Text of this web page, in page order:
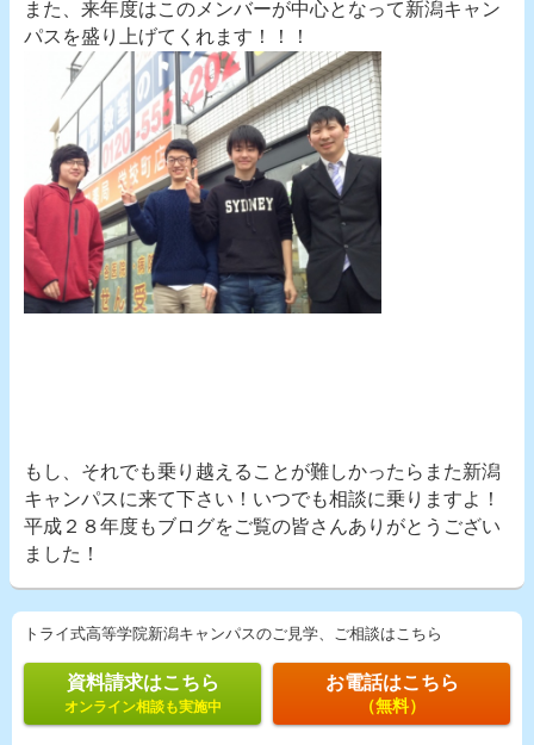
また、来年度はこのメンバーが中心となって新潟キャン
パスを盛り上げてくれます！！！
もし、それでも乗り越えることが難しかったらまた新潟
キャンパスに来て下さい！いつでも相談に乗りますよ！
平成２８年度もブログをご覧の皆さんありがとうござい
ました！
トライ式高等学院新潟キャンパスのご見学、ご相談はこちら
資料請求はこちら
オンライン相談も実施中
お電話はこちら
（無料）